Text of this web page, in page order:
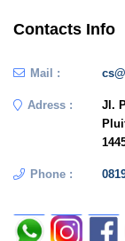
Contacts Info
Mail :
Adress :
Jl.
Phone :